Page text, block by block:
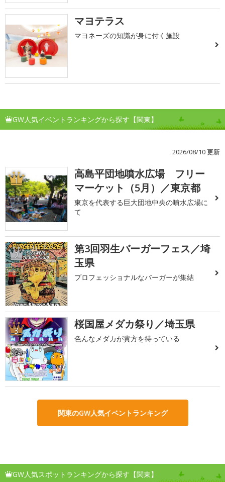
マヨテラス
マヨネーズの知識が身に付く施設
GW人気イベントランキングから探す【関東】
2026/08/10 更新
1
高島平団地噴水広場 フリー
マーケット（5月）／東京都
東京を代表する巨大団地中央の噴水広場に
て
2
第3回羽生バーガーフェス／埼
玉県
プロフェッショナルなバーガーが集結
3 桜国屋メダカ祭り／埼玉県
色んなメダカが貴方を待っている
関東のGW人気イベントランキング
GW人気スポットランキングから探す【関東】